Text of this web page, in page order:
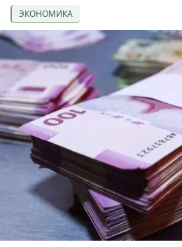
ЭКОНОМИКА